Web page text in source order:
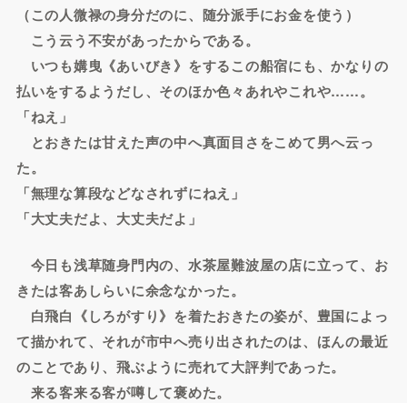
（この人微禄の身分だのに、随分派手にお金を使う）
こう云う不安があったからである。
いつも媾曳《あいびき》をするこの船宿にも、かなりの
払いをするようだし、そのほか色々あれやこれや……。
「ねえ」
とおきたは甘えた声の中へ真面目さをこめて男へ云っ
た。
「無理な算段などなされずにねえ」
「大丈夫だよ、大丈夫だよ」
今日も浅草随身門内の、水茶屋難波屋の店に立って、お
きたは客あしらいに余念なかった。
白飛白《しろがすり》を着たおきたの姿が、豊国によっ
て描かれて、それが市中へ売り出されたのは、ほんの最近
のことであり、飛ぶように売れて大評判であった。
来る客来る客が噂して褒めた。